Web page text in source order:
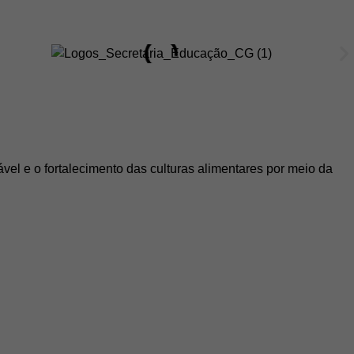
e o fortalecimento das culturas alimentares por meio da